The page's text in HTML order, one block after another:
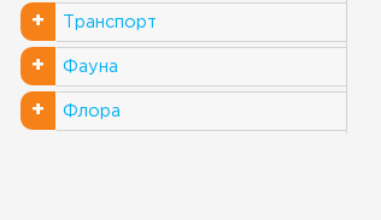
+ Транспорт
+ Фауна
+ Флора